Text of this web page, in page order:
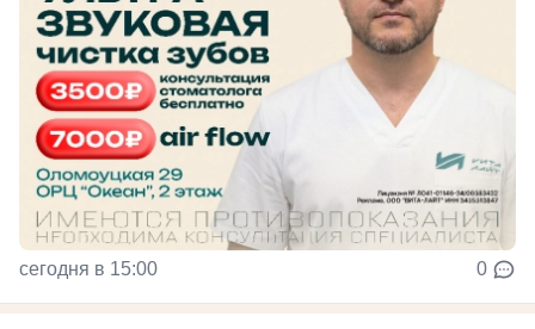
сегодня в 15:00 0